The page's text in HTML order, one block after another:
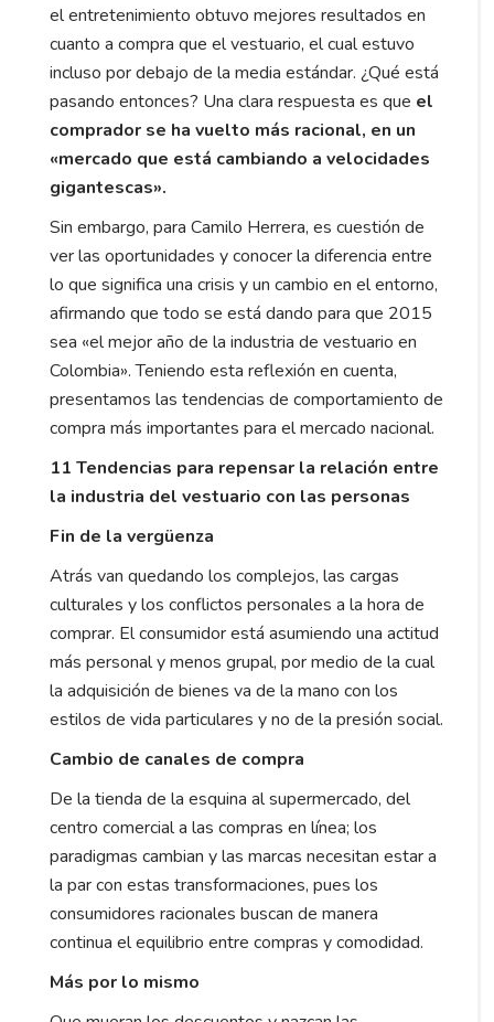
el entretenimiento obtuvo mejores resultados en
cuanto a compra que el vestuario, el cual estuvo
incluso por debajo de la media estándar. ¿Qué está
pasando entonces? Una clara respuesta es que el
comprador se ha vuelto más racional, en un
«mercado que está cambiando a velocidades
gigantescas».
Sin embargo, para Camilo Herrera, es cuestión de
ver las oportunidades y conocer la diferencia entre
lo que significa una crisis y un cambio en el entorno,
afirmando que todo se está dando para que 2015
sea «el mejor año de la industria de vestuario en
Colombia». Teniendo esta reflexión en cuenta,
presentamos las tendencias de comportamiento de
compra más importantes para el mercado nacional.
11 Tendencias para repensar la relación entre
la industria del vestuario con las personas
Fin de la vergüenza
Atrás van quedando los complejos, las cargas
culturales y los conflictos personales a la hora de
comprar. El consumidor está asumiendo una actitud
más personal y menos grupal, por medio de la cual
la adquisición de bienes va de la mano con los
estilos de vida particulares y no de la presión social.
Cambio de canales de compra
De la tienda de la esquina al supermercado, del
centro comercial a las compras en línea; los
paradigmas cambian y las marcas necesitan estar a
la par con estas transformaciones, pues los
consumidores racionales buscan de manera
continua el equilibrio entre compras y comodidad.
Más por lo mismo